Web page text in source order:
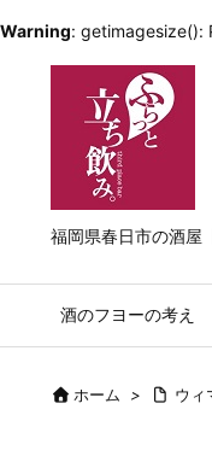
Warning: getimagesize():
福岡県春日市の酒屋
酒のフヨーの考え
ホーム > ウィ